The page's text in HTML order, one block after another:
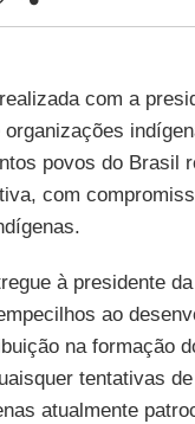
com a
organizações
povos do Brasil
com
à presidente
ao
na formação
tentativas
atualmente